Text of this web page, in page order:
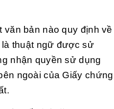
văn bản nào quy định về
là thuật ngữ được sử
nhận quyền sử dụng
ngoài của Giấy chứng